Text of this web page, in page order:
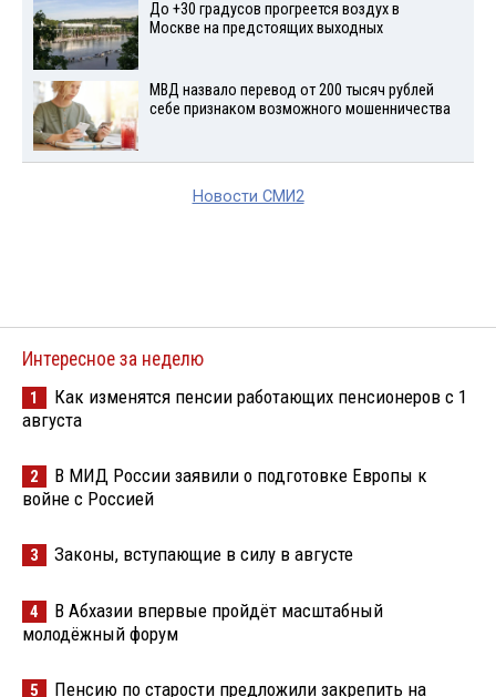
До +30 градусов прогреется воздух в
Москве на предстоящих выходных
МВД назвало перевод от 200 тысяч рублей
себе признаком возможного мошенничества
Новости СМИ2
Интересное за неделю
1
Как изменятся пенсии работающих пенсионеров с 1
августа
2
В МИД России заявили о подготовке Европы к
войне с Россией
3 Законы, вступающие в силу в августе
4
В Абхазии впервые пройдёт масштабный
молодёжный форум
5
Пенсию по старости предложили закрепить на